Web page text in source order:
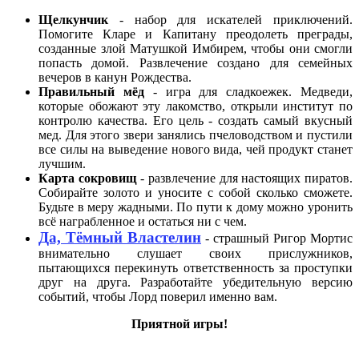
Щелкунчик - набор для искателей приключений.
Помогите Кларе и Капитану преодолеть преграды,
созданные злой Матушкой Имбирем, чтобы они смогли
попасть домой. Развлечение создано для семейных
вечеров в канун Рождества.
Правильный мёд- игра для сладкоежек. Медведи,
которые обожают эту лакомство, открыли институт по
контролю качества. Его цель - создать самый вкусный
мед. Для этого звери занялись пчеловодством и пустили
все силы на выведение нового вида, чей продукт станет
лучшим.
Карта сокровищ - развлечение для настоящих пиратов.
Собирайте золото и уносите с собой сколько сможете.
Будьте в меру жадными. По пути к дому можно уронить
всё награбленное и остаться ни с чем.
Да, Тёмный Властелин - страшный Ригор Мортис
внимательно слушает своих прислужников,
пытающихся перекинуть ответственность за проступки
друг на друга. Разработайте убедительную версию
событий, чтобы Лорд поверил именно вам.
Приятной игры!